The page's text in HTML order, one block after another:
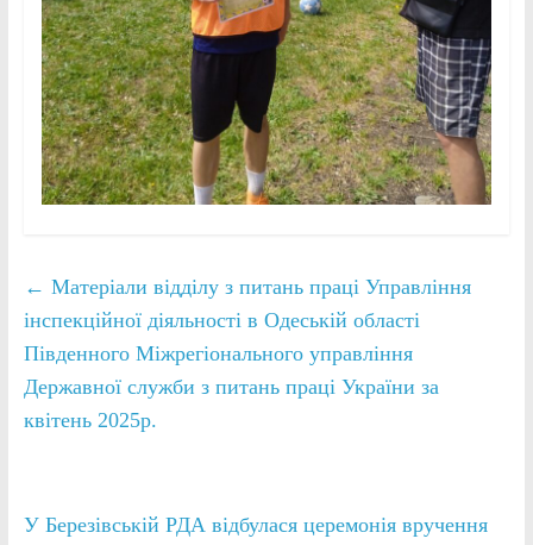
← Матеріали відділу з питань праці Управління
інспекційної діяльності в Одеській області
Південного Міжрегіонального управління
Державної служби з питань праці України за
квітень 2025р.
У Березівській РДА відбулася церемонія вручення